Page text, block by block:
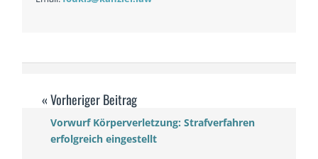
Vorwurf Körperverletzung: Strafverfahren
erfolgreich eingestellt